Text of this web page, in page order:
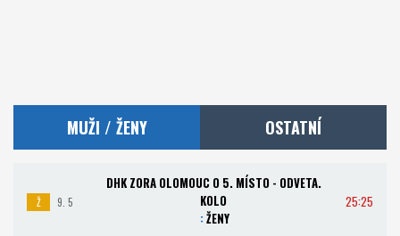
MUŽI / ŽENY OSTATNÍ
Ž 9. 5
DHK ZORA OLOMOUC O 5. MÍSTO - ODVETA.
KOLO
: ŽENY
25:25